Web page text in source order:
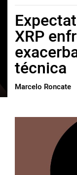
русский
한국어
العربية
ไทย
ქართული
vietnamese
XRP
técnica
Marcelo Roncate